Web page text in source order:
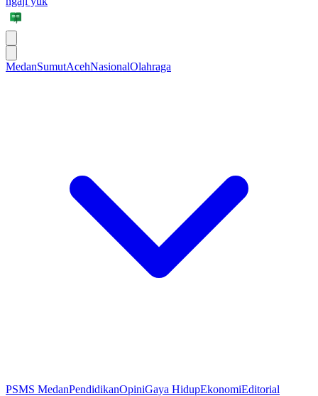
MedanSumutAcehNasionalOlahraga
PSMS MedanPendidikanOpiniGaya HidupEkonomiEditorial